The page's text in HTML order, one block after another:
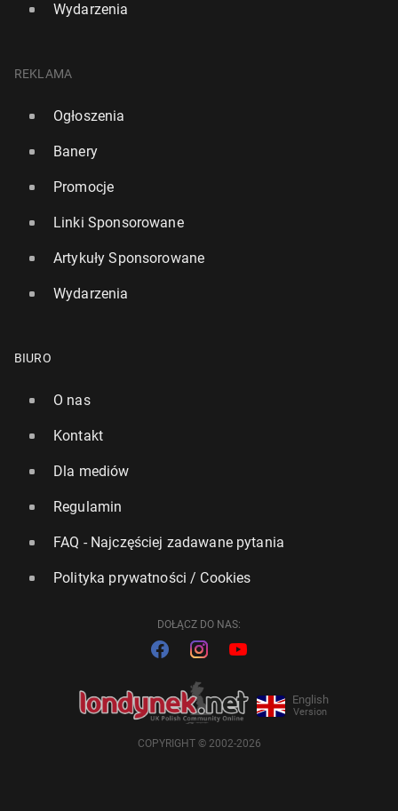
Wydarzenia
REKLAMA
Ogłoszenia
Banery
Promocje
Linki Sponsorowane
Artykuły Sponsorowane
Wydarzenia
BIURO
O nas
Kontakt
Dla mediów
Regulamin
FAQ - Najczęściej zadawane pytania
Polityka prywatności / Cookies
DOŁĄCZ DO NAS:
English
Version
COPYRIGHT © 2002-2026